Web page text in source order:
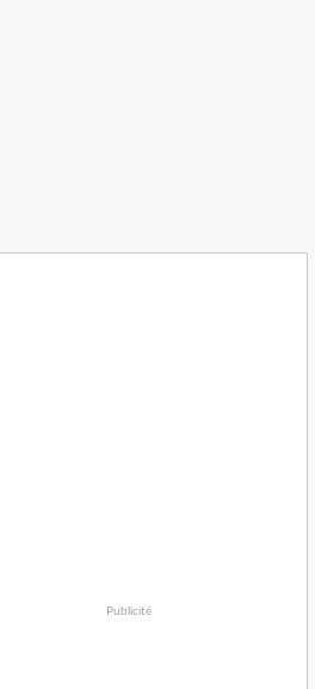
Publicité